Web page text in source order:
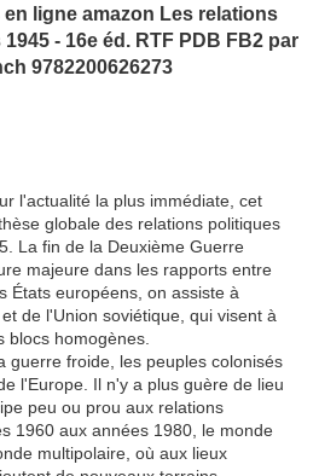
ligne amazon Les relations
- 16e éd. RTF PDB FB2 par
9782200626273
l'actualité la plus immédiate, cet
globale des relations politiques
La fin de la Deuxième Guerre
majeure dans les rapports entre
États européens, on assiste à
de l'Union soviétique, qui visent à
blocs homogènes.
guerre froide, les peuples colonisés
l'Europe. Il n'y a plus guère de lieu
peu ou prou aux relations
1960 aux années 1980, le monde
multipolaire, où aux lieux